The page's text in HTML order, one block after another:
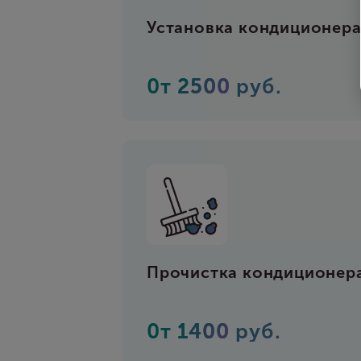
Установка кондиционера
0т 2500 руб.
Прочистка
0т 1400 руб.